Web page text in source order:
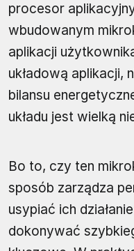
procesor
wbudowanym
aplikacji
układową aplikacji,
bilansu
układu jest wielką
Bo to, czy ten
sposób zarządza
usypiać ich
dokonywać